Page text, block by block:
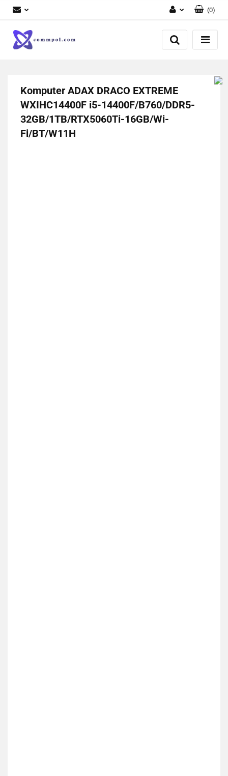
Zaloguj się
Zarejestruj się
(0)
Komputer ADAX DRACO EXTREME
WXIHC14400F i5-14400F/B760/DDR5-
32GB/1TB/RTX5060Ti-16GB/Wi-
Fi/BT/W11H